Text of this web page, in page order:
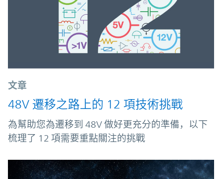
文章
48V 遷移之路上的 12 項技術挑戰
為幫助您為遷移到 48V 做好更充分的準備，以下
梳理了 12 項需要重點關注的挑戰